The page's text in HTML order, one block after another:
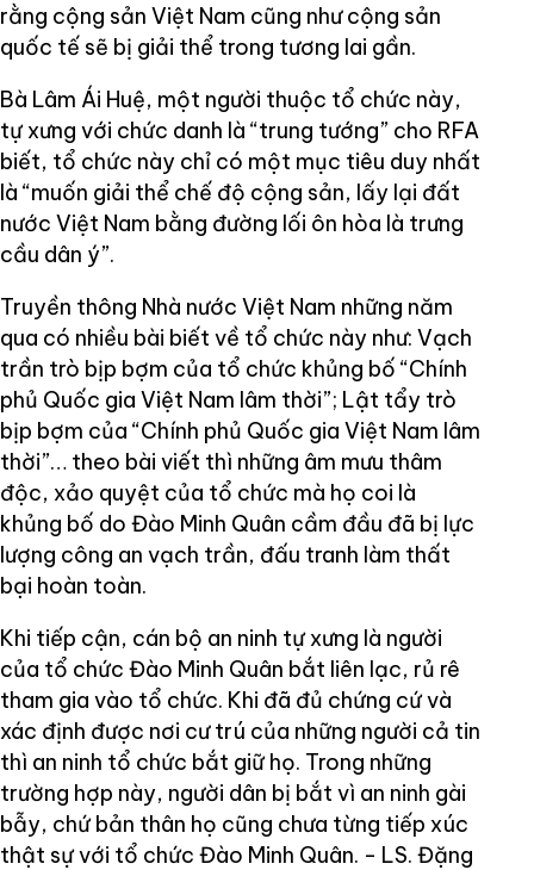
rằng cộng sản Việt Nam cũng như cộng sản
quốc tế sẽ bị giải thể trong tương lai gần.
Bà Lâm Ái Huệ, một người thuộc tổ chức này,
tự xưng với chức danh là “trung tướng” cho RFA
biết, tổ chức này chỉ có một mục tiêu duy nhất
là “muốn giải thể chế độ cộng sản, lấy lại đất
nước Việt Nam bằng đường lối ôn hòa là trưng
cầu dân ý”.
Truyền thông Nhà nước Việt Nam những năm
qua có nhiều bài biết về tổ chức này như: Vạch
trần trò bịp bợm của tổ chức khủng bố “Chính
phủ Quốc gia Việt Nam lâm thời”; Lật tẩy trò
bịp bợm của “Chính phủ Quốc gia Việt Nam lâm
thời”… theo bài viết thì những âm mưu thâm
độc, xảo quyệt của tổ chức mà họ coi là
khủng bố do Đào Minh Quân cầm đầu đã bị lực
lượng công an vạch trần, đấu tranh làm thất
bại hoàn toàn.
Khi tiếp cận, cán bộ an ninh tự xưng là người
của tổ chức Đào Minh Quân bắt liên lạc, rủ rê
tham gia vào tổ chức. Khi đã đủ chứng cứ và
xác định được nơi cư trú của những người cả tin
thì an ninh tổ chức bắt giữ họ. Trong những
trường hợp này, người dân bị bắt vì an ninh gài
bẫy, chứ bản thân họ cũng chưa từng tiếp xúc
thật sự với tổ chức Đào Minh Quân. - LS. Đặng